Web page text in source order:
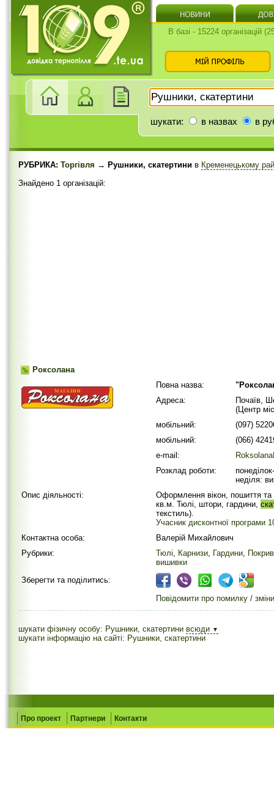
В базі - 15224 організацій
шукати: в назвах в
РУБРИКА: Торгівля → Рушники, скатертини в Кременецькому
Знайдено 1 організацій:
Роксолана
Повна назва:
Адреса:
Почаїв,
(Центр
мобільний:
(097)
мобільний:
(066)
e-mail:
Розклад роботи:
неділя:
Опис діяльності:
Оформлення вікон, пошиття та
кв.м. Тюлі, штори, гардини,
текстиль).
Учасник дисконтної програми
Контактна особа:
Валерій Михайлович
Рубрики:
Тюлі, Карнизи, Гардини,
вишивки
Зберегти та поділитись:
Повідомити про помилку / зміни
шукати фізичну особу: Рушники, скатертини всюди ▼
шукати інформацію на сайті: Рушники, скатертини
Про проект Партнери Контакти